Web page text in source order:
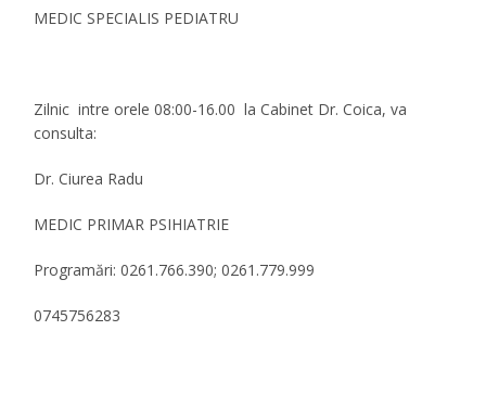
MEDIC SPECIALIS PEDIATRU
Zilnic intre orele 08:00-16.00 la Cabinet Dr. Coica, va
consulta:
Dr. Ciurea Radu
MEDIC PRIMAR PSIHIATRIE
Programări: 0261.766.390; 0261.779.999
0745756283